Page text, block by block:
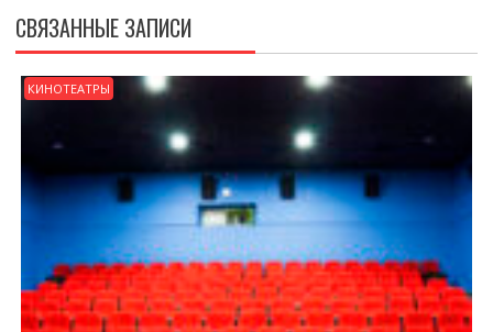
СВЯЗАННЫЕ ЗАПИСИ
КИНОТЕАТРЫ